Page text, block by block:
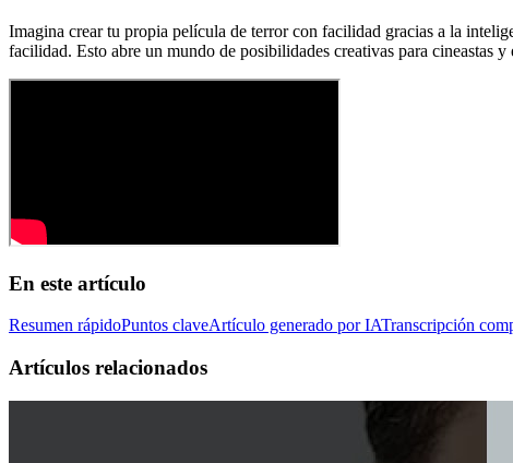
Imagina crear tu propia película de terror con facilidad gracias a la
facilidad. Esto abre un mundo de posibilidades creativas para cineastas y
En este artículo
Resumen rápidoPuntos claveArtículo generado por IATranscripción
Artículos relacionados